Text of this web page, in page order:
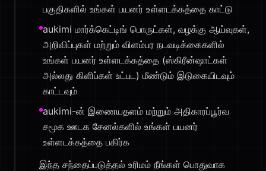
பகுதிகளில் உங்கள் பயனர் உள்ளடக்கத்தை காட்டு
aukimi மார்க்கெட்டிங் பொருட்கள், வழக்கு ஆய்வுகள்,
அறிவிப்புகள் மற்றும் விளம்பர நடவடிக்கைகளில்
உங்கள் பயனர் உள்ளடக்கத்தை (ஸ்கிரீன்ஷாட்கள்
அல்லது கிளிப்கள் உட்பட) மீண்டும் இடுகையிடவும்
காட்டவும்
aukimi-ன் இணையதளம் மற்றும் அதிகாரப்பூர்வ
சமூக ஊடக சேனல்களில் உங்கள் பயனர்
உள்ளடக்கத்தை பகிர்க
இந்த சந்தைப்படுத்தல் உரிமம் நீங்கள் பொதுவாக